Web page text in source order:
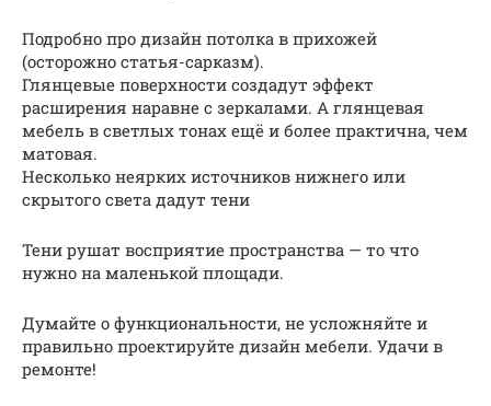
Подробно про дизайн потолка в прихожей
(осторожно статья-сарказм).
Глянцевые поверхности создадут эффект
расширения наравне с зеркалами. А глянцевая
мебель в светлых тонах ещё и более практична, чем
матовая.
Несколько неярких источников нижнего или
скрытого света дадут тени
Тени рушат восприятие пространства — то что
нужно на маленькой площади.
Думайте о функциональности, не усложняйте и
правильно проектируйте дизайн мебели. Удачи в
ремонте!